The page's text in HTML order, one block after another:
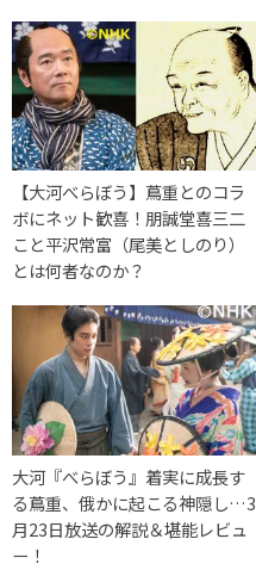
【大河べらぼう】蔦重とのコラ
ボにネット歓喜！朋誠堂喜三二
こと平沢常富（尾美としのり）
とは何者なのか？
大河『べらぼう』着実に成長す
る蔦重、俄かに起こる神隠し…3
月23日放送の解説＆堪能レビュ
ー！